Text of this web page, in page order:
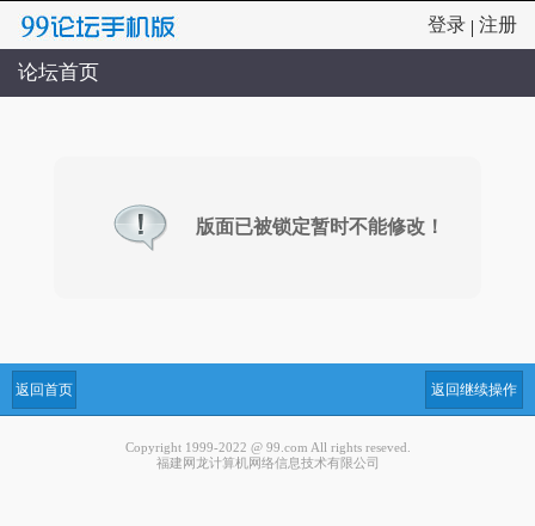
登录 | 注册
论坛首页
版面已被锁定暂时不能修改！
返回首页 返回继续操作
Copyright 1999-2022 @ 99.com All rights reseved.
福建网龙计算机网络信息技术有限公司